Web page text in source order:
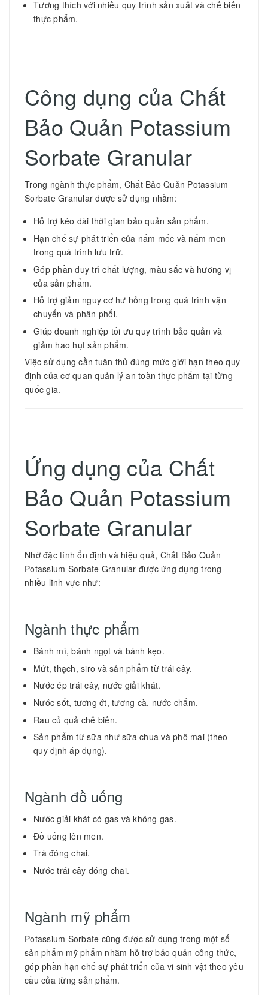
Tương thích với nhiều quy trình sản xuất và chế biến
thực phẩm.
Công dụng của Chất
Bảo Quản Potassium
Sorbate Granular
Trong ngành thực phẩm, Chất Bảo Quản Potassium
Sorbate Granular được sử dụng nhằm:
Hỗ trợ kéo dài thời gian bảo quản sản phẩm.
Hạn chế sự phát triển của nấm mốc và nấm men
trong quá trình lưu trữ.
Góp phần duy trì chất lượng, màu sắc và hương vị
của sản phẩm.
Hỗ trợ giảm nguy cơ hư hỏng trong quá trình vận
chuyển và phân phối.
Giúp doanh nghiệp tối ưu quy trình bảo quản và
giảm hao hụt sản phẩm.
Việc sử dụng cần tuân thủ đúng mức giới hạn theo quy
định của cơ quan quản lý an toàn thực phẩm tại từng
quốc gia.
Ứng dụng của Chất
Bảo Quản Potassium
Sorbate Granular
Nhờ đặc tính ổn định và hiệu quả, Chất Bảo Quản
Potassium Sorbate Granular được ứng dụng trong
nhiều lĩnh vực như:
Ngành thực phẩm
Bánh mì, bánh ngọt và bánh kẹo.
Mứt, thạch, siro và sản phẩm từ trái cây.
Nước ép trái cây, nước giải khát.
Nước sốt, tương ớt, tương cà, nước chấm.
Rau củ quả chế biến.
Sản phẩm từ sữa như sữa chua và phô mai (theo
quy định áp dụng).
Ngành đồ uống
Nước giải khát có gas và không gas.
Đồ uống lên men.
Trà đóng chai.
Nước trái cây đóng chai.
Ngành mỹ phẩm
Potassium Sorbate cũng được sử dụng trong một số
sản phẩm mỹ phẩm nhằm hỗ trợ bảo quản công thức,
góp phần hạn chế sự phát triển của vi sinh vật theo yêu
cầu của từng sản phẩm.